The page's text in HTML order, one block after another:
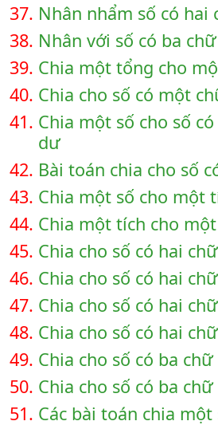
37. Nhân nhẩm số có hai
38. Nhân với số có ba
39. Chia một tổng cho
40. Chia cho số có một
41. Chia một số cho số
dư
42. Bài toán chia cho số
43. Chia một số cho một
44. Chia một tích cho
45. Chia cho số có hai
46. Chia cho số có hai
47. Chia cho số có hai
48. Chia cho số có hai
49. Chia cho số có ba chữ
50. Chia cho số có ba
51. Các bài toán chia một